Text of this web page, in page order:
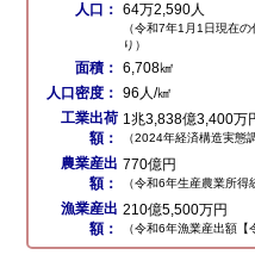
人口： 64万2,590人
（令和7年1月1日現在
り）
面積： 6,708㎢
人口密度： 96人/㎢
工業出荷
額：
1兆3,838億3,400万
（2024年経済構造実態
農業産出
額：
770億円
（令和6年生産農業所
漁業産出
額：
210億5,500万円
（令和6年漁業産出額【